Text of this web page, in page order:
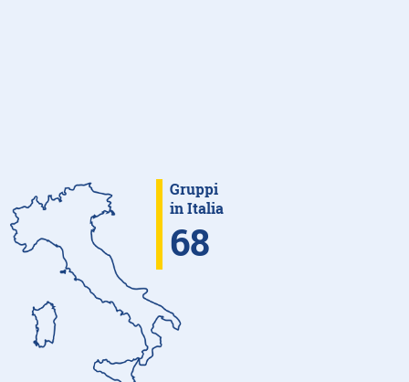
Gruppi
in Italia
68